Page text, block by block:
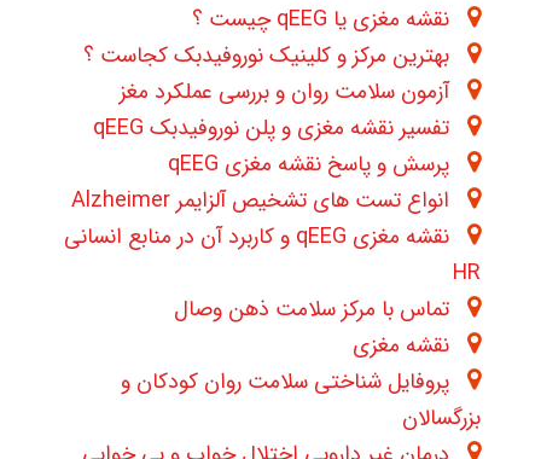
نقشه مغزی یا qEEG چیست ؟
بهترین مرکز و کلینیک نوروفیدبک کجاست ؟
آزمون سلامت روان و بررسی عملکرد مغز
تفسیر نقشه مغزی و پلن نوروفیدبک qEEG
پرسش و پاسخ نقشه مغزی qEEG
انواع تست های تشخیص آلزایمر Alzheimer
نقشه مغزی qEEG و کاربرد آن در منابع انسانی
HR
تماس با مرکز سلامت ذهن وصال
نقشه مغزی
پروفایل شناختی سلامت روان کودکان و
بزرگسالان